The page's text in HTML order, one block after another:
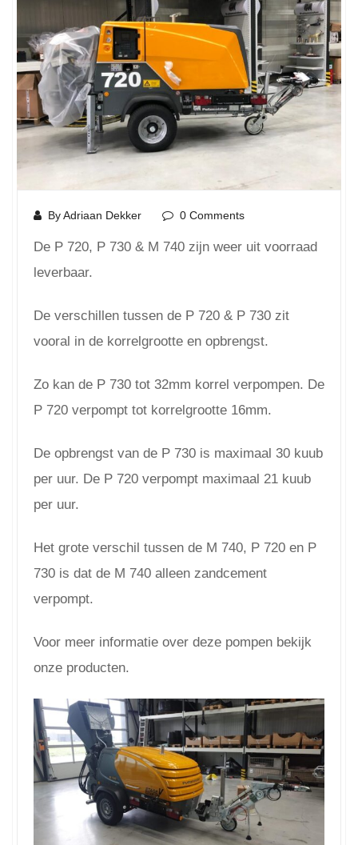
By Adriaan Dekker 0 Comments
De P 720, P 730 & M 740 zijn weer uit voorraad
leverbaar.
De verschillen tussen de P 720 & P 730 zit
vooral in de korrelgrootte en opbrengst.
Zo kan de P 730 tot 32mm korrel verpompen. De
P 720 verpompt tot korrelgrootte 16mm.
De opbrengst van de P 730 is maximaal 30 kuub
per uur. De P 720 verpompt maximaal 21 kuub
per uur.
Het grote verschil tussen de M 740, P 720 en P
730 is dat de M 740 alleen zandcement
verpompt.
Voor meer informatie over deze pompen bekijk
onze producten.